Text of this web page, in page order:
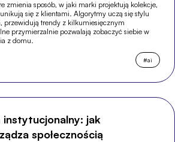
zmienia sposób, w jaki marki projektują kolekcje,
się z klientami. Algorytmy uczą się stylu
przewidują trendy z kilkumiesięcznym
przymierzalnie pozwalają zobaczyć siebie w
z domu.
#ai
instytucjonalny: jak
społecznością